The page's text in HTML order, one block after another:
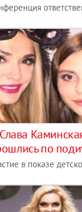
по
в показе